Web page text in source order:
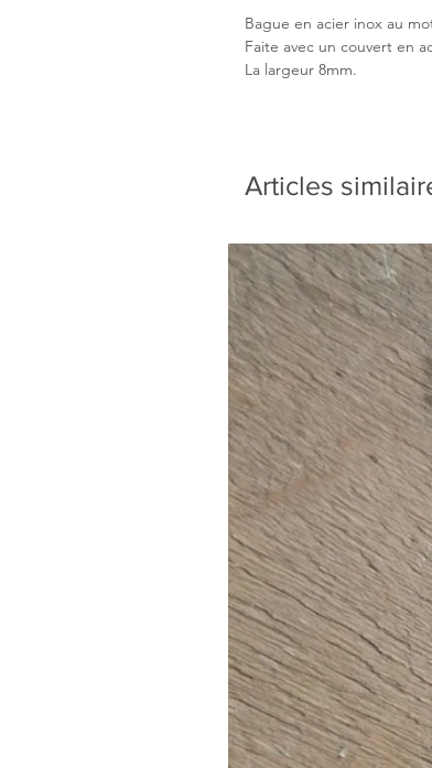
Bague en acier inox au
Faite avec un couvert en
La largeur 8mm.
Articles